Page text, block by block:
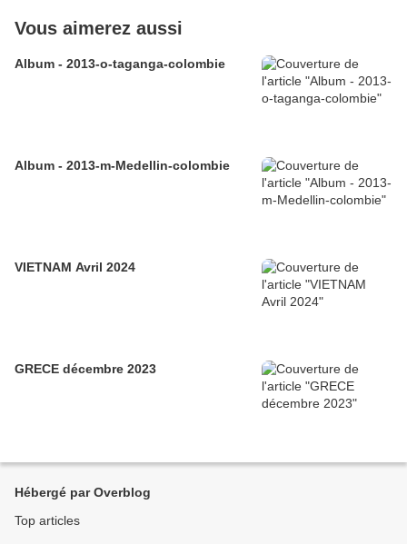
Vous aimerez aussi
Album - 2013-o-taganga-colombie
Album - 2013-m-Medellin-colombie
VIETNAM Avril 2024
GRECE décembre 2023
Hébergé par Overblog
Top articles